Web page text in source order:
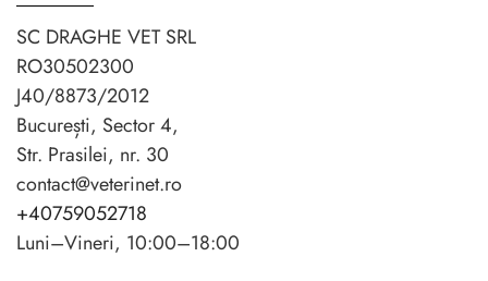
SC DRAGHE VET SRL
RO30502300
J40/8873/2012
București, Sector 4,
Str. Prasilei, nr. 30
contact@veterinet.ro
+40759052718
Luni–Vineri, 10:00–18:00